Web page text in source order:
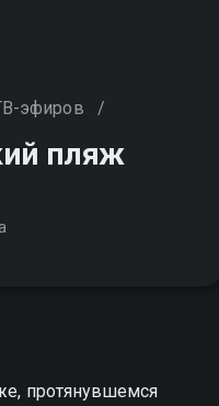
эфиров /
пляж
протянувшемся